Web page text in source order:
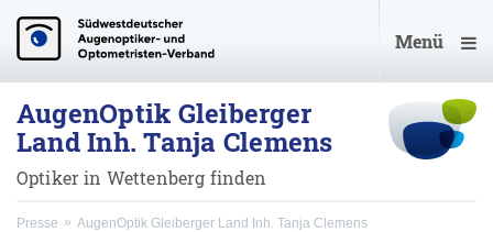
Menü
AugenOptik Gleiberger
Land Inh. Tanja Clemens
Optiker in Wettenberg finden
Presse AugenOptik Gleiberger Land Inh. Tanja Clemens